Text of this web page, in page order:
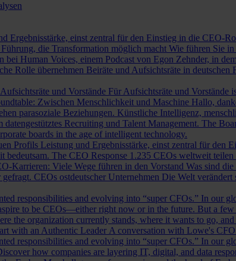
Ergebnisstärke, einst zentral für den Einstieg in die CEO-
die Transformation möglich macht Wie führen Sie in
bei Human Voices, einem Podcast von Egon Zehnder, in
Rolle übernehmen Beiräte und Aufsichtsräte in
und Vorstände Für Aufsichtsräte und Vorstände
Zwischen Menschlichkeit und Maschine Hallo,
parasoziale Beziehungen. Künstliche Intelligenz,
Recruiting und Talent Management. The
boards in the age of intelligent technology.
Profils Leistung und Ergebnisstärke, einst zentral für den
bedeutsam. The CEO Response 1.235 CEOs weltweit teilen
Karrieren: Viele Wege führen in den Vorstand Was sind
gefragt. CEOs ostdeutscher Unternehmen Die Welt verändert
responsibilities and evolving into “super CFOs.” In our
to be CEOs—either right now or in the future. But a few
the organization currently stands, where it wants to go,
with an Authentic Leader A conversation with Lowe's
responsibilities and evolving into “super CFOs.” In our
how companies are layering IT, digital, and data